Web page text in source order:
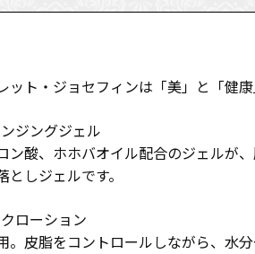
ット・ジョセフィンは「美」と「健
ジングジェル
ン酸、ホホバオイル配合のジェルが
としジェルです。
ローション
。皮脂をコントロールしながら、水